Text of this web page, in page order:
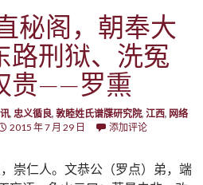
秘阁，朝奉大
路刑狱、洗冤
贵——罗熏
, 忠义循良, 敦睦姓氏谱牒研究院, 江西, 网络
2015 年 7 月 29 日 添加评论
崇仁人。文恭公（罗点）弟，端